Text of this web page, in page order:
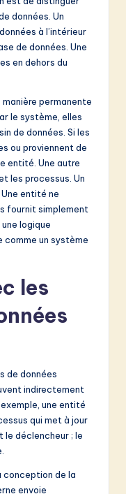
données. Un
à l’intérieur
de données. Une
en dehors du
permanente
le système, elles
de données. Si les
ou proviennent de
entité. Une autre
les processus. Un
entité ne
fournit simplement
logique
un système
les
de données
indirectement
une entité
qui met à jour
le déclencheur ; le
conception de la
envoie